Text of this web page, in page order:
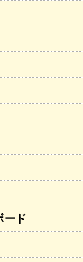
ード